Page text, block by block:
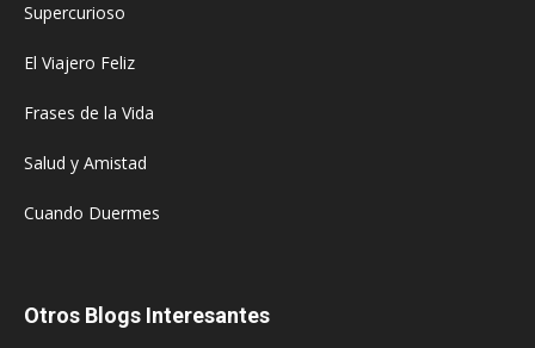
Supercurioso
El Viajero Feliz
Frases de la Vida
Salud y Amistad
Cuando Duermes
Otros Blogs Interesantes